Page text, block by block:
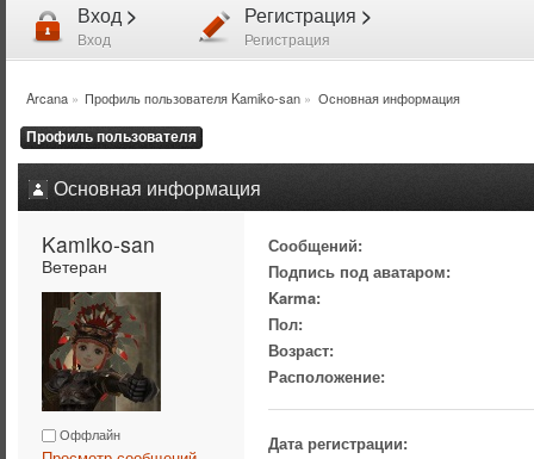
Вход >
Вход
Регистрация >
Регистрация
Arcana» Профиль пользователя Kamiko-san » Основная информация
Профиль пользователя
Основная информация
Kamiko-san
Ветеран
Оффлайн
Сообщений:
Подпись под аватаром:
Karma:
Пол:
Возраст:
Расположение:
Дата регистрации: